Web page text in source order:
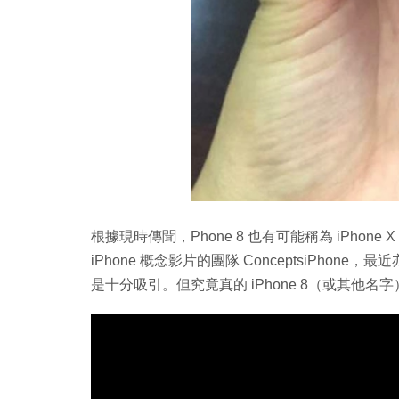
根據現時傳聞，Phone 8 也有可能稱為 iPhone
iPhone 概念影片的團隊 ConceptsiPhone，最
是十分吸引。但究竟真的 iPhone 8（或其他名